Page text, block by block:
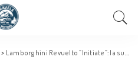
> Lamborghini Revuelto “Initiate”: la supercar Mansory con oltre 1.000 CV